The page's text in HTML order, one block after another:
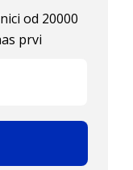
od 20000
prvi